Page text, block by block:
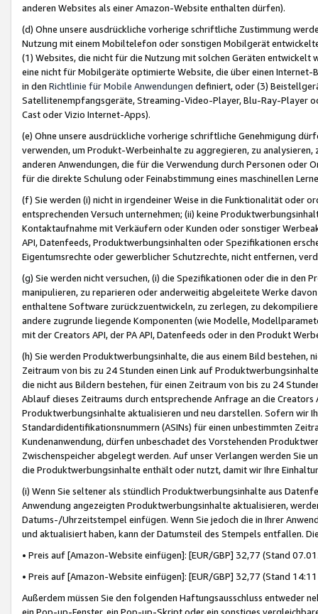
anderen Websites als einer Amazon-Website enthalten dürfen).
(d) Ohne unsere ausdrückliche vorherige schriftliche Zustimmung
Nutzung mit einem Mobiltelefon oder sonstigen Mobilgerät
(1) Websites, die nicht für die Nutzung mit solchen Geräten
eine nicht für Mobilgeräte optimierte Website, die über einen
in den Richtlinie für Mobile Anwendungen definiert, oder (3)
Satellitenempfangsgeräte, Streaming-Video-Player, Blu-Ray-Player
Cast oder Vizio Internet-Apps).
(e) Ohne unsere ausdrückliche vorherige schriftliche Genehmigung
verwenden, um Produkt-Werbeinhalte zu aggregieren, zu
anderen Anwendungen, die für die Verwendung durch Personen
für die direkte Schulung oder Feinabstimmung eines maschinellen
(f) Sie werden (i) nicht in irgendeiner Weise in die Funktionalität oder
entsprechenden Versuch unternehmen; (ii) keine
Kontaktaufnahme mit Verkäufern oder Kunden oder sonstiger
API, Datenfeeds, Produktwerbungsinhalten oder Spezifikationen
Eigentumsrechte oder gewerblicher Schutzrechte, nicht entfernen,
(g) Sie werden nicht versuchen, (i) die Spezifikationen oder die in
manipulieren, zu reparieren oder anderweitig abgeleitete Werke
enthaltene Software zurückzuentwickeln, zu zerlegen, zu
andere zugrunde liegende Komponenten (wie Modelle,
mit der Creators API, der PA API, Datenfeeds oder in den Produkt
(h) Sie werden Produktwerbungsinhalte, die aus einem Bild bestehen,
Zeitraum von bis zu 24 Stunden einen Link auf
die nicht aus Bildern bestehen, für einen Zeitraum von bis zu 24
Ablauf dieses Zeitraums durch entsprechende Anfrage an die
Produktwerbungsinhalte aktualisieren und neu darstellen. Sofern wir
Standardidentifikationsnummern (ASINs) für einen unbestimmten
Kundenanwendung, dürfen unbeschadet des Vorstehenden
Zwischenspeicher abgelegt werden. Auf unser Verlangen werden Sie
die Produktwerbungsinhalte enthält oder nutzt, damit wir Ihre
(i) Wenn Sie seltener als stündlich Produktwerbungsinhalte aus
Anwendung angezeigten Produktwerbungsinhalte aktualisieren,
Datums-/Uhrzeitstempel einfügen. Wenn Sie jedoch die in Ihrer
und aktualisiert haben, kann der Datumsteil des Stempels entfallen.
• Preis auf [Amazon-Website einfügen]: [EUR/GBP] 32,77 (Stand
• Preis auf [Amazon-Website einfügen]: [EUR/GBP] 32,77 (Stand
Außerdem müssen Sie den folgenden Haftungsausschluss entweder
ein Pop-up-Fenster, ein Pop-up-Skript oder ein sonstiges